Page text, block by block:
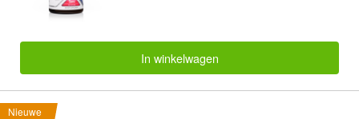
In winkelwagen
Nieuwe